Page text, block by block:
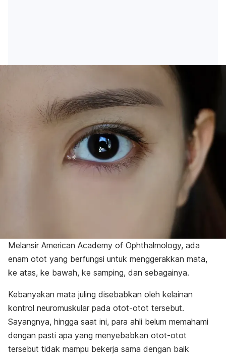
Melansir American Academy of Ophthalmology, ada
enam otot yang berfungsi untuk menggerakkan mata,
ke atas, ke bawah, ke samping, dan sebagainya.
Kebanyakan mata juling disebabkan oleh kelainan
kontrol neuromuskular pada otot-otot tersebut.
Sayangnya, hingga saat ini, para ahli belum memahami
dengan pasti apa yang menyebabkan otot-otot
tersebut tidak mampu bekerja sama dengan baik